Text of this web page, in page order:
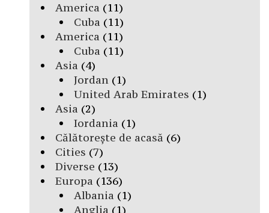
America (11)
Cuba (11)
America (11)
Cuba (11)
Asia (4)
Jordan(1)
United Arab Emirates (1)
Asia (2)
Iordania (1)
Călătorește de acasă (6)
Cities (7)
Diverse (13)
Europa (136)
Albania (1)
Anglia (1)